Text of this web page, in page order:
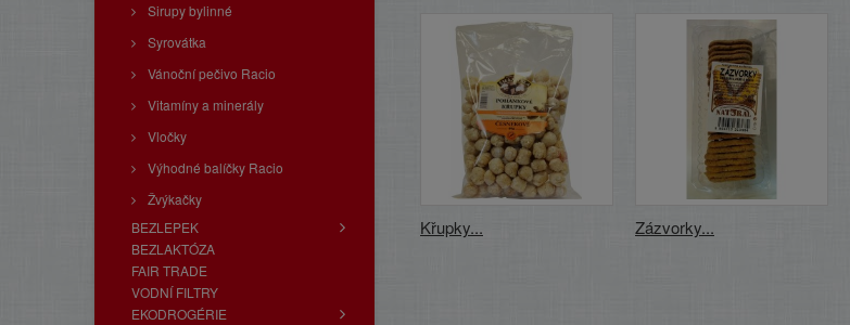
Sirupy bylinné
Syrovátka
Vánoční pečivo Racio
Vitamíny a minerály
Vločky
Výhodné balíčky Racio
Žvýkačky
BEZLEPEK
BEZLAKTÓZA
FAIR TRADE
VODNÍ FILTRY
EKODROGÉRIE
Křupky... Zázvorky...